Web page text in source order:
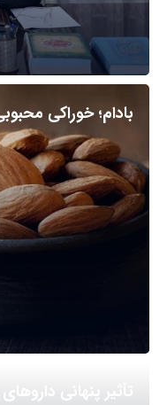
بادام؛ خوراکی
تأثیر پنهانی